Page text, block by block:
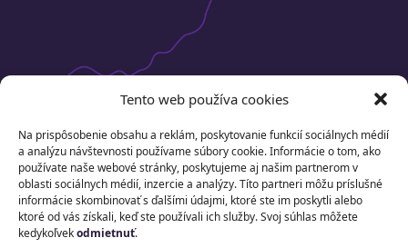
Tento web používa cookies
Na prispôsobenie obsahu a reklám, poskytovanie funkcií sociálnych médií
a analýzu návštevnosti používame súbory cookie. Informácie o tom, ako
používate naše webové stránky, poskytujeme aj našim partnerom v
oblasti sociálnych médií, inzercie a analýzy. Títo partneri môžu príslušné
informácie skombinovať s ďalšími údajmi, ktoré ste im poskytli alebo
ktoré od vás získali, keď ste používali ich služby. Svoj súhlas môžete
kedykoľvekodmietnuť.